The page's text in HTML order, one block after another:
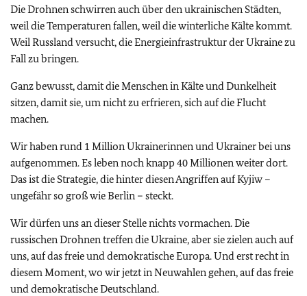
Die Drohnen schwirren auch über den ukrainischen Städten,
weil die Temperaturen fallen, weil die winterliche Kälte kommt.
Weil Russland versucht, die Energieinfrastruktur der Ukraine zu
Fall zu bringen.
Ganz bewusst, damit die Menschen in Kälte und Dunkelheit
sitzen, damit sie, um nicht zu erfrieren, sich auf die Flucht
machen.
Wir haben rund 1 Million Ukrainerinnen und Ukrainer bei uns
aufgenommen. Es leben noch knapp 40 Millionen weiter dort.
Das ist die Strategie, die hinter diesen Angriffen auf Kyjiw –
ungefähr so groß wie Berlin – steckt.
Wir dürfen uns an dieser Stelle nichts vormachen. Die
russischen Drohnen treffen die Ukraine, aber sie zielen auch auf
uns, auf das freie und demokratische Europa. Und erst recht in
diesem Moment, wo wir jetzt in Neuwahlen gehen, auf das freie
und demokratische Deutschland.